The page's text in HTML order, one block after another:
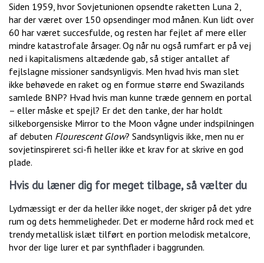
Siden 1959, hvor Sovjetunionen opsendte raketten Luna 2,
har der været over 150 opsendinger mod månen. Kun lidt over
60 har været succesfulde, og resten har fejlet af mere eller
mindre katastrofale årsager. Og når nu også rumfart er på vej
ned i kapitalismens altædende gab, så stiger antallet af
fejlslagne missioner sandsynligvis. Men hvad hvis man slet
ikke behøvede en raket og en formue større end Swazilands
samlede BNP? Hvad hvis man kunne træde gennem en portal
– eller måske et spejl? Er det den tanke, der har holdt
silkeborgensiske Mirror to the Moon vågne under indspilningen
af debuten Flourescent Glow? Sandsynligvis ikke, men nu er
sovjetinspireret sci-fi heller ikke et krav for at skrive en god
plade.
Hvis du læner dig for meget tilbage, så vælter du
Lydmæssigt er der da heller ikke noget, der skriger på det ydre
rum og dets hemmeligheder. Det er moderne hård rock med et
trendy metallisk islæt tilført en portion melodisk metalcore,
hvor der lige lurer et par synthflader i baggrunden.